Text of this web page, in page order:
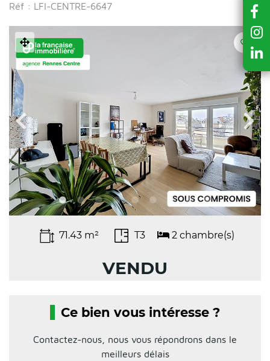
Réf : LFI-CENTRE-6647
71.43 m² T3 2 chambre(s)
VENDU
Ce bien vous intéresse ?
Contactez-nous, nous vous répondrons dans le
meilleurs délais